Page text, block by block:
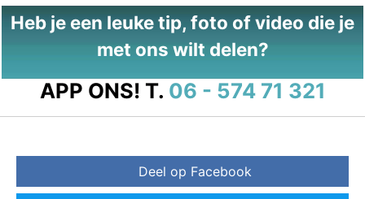
Heb je een leuke tip, foto of video die je
met ons wilt delen?
APP ONS! T. 06 - 574 71 321
Deel op Facebook